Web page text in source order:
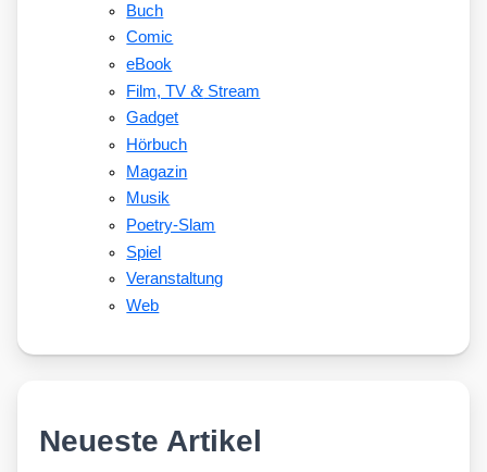
Buch
Comic
eBook
Film, TV&Stream
Gadget
Hörbuch
Magazin
Musik
Poetry-Slam
Spiel
Veranstaltung
Web
Neueste Artikel